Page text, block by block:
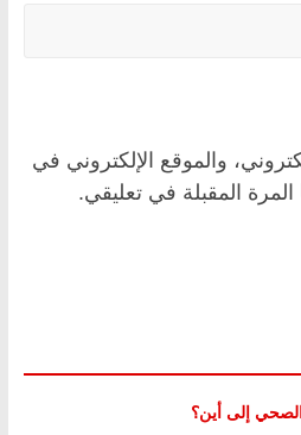
والموقع الإلكتروني في
المقبلة في تعليقي.
إلى أين؟